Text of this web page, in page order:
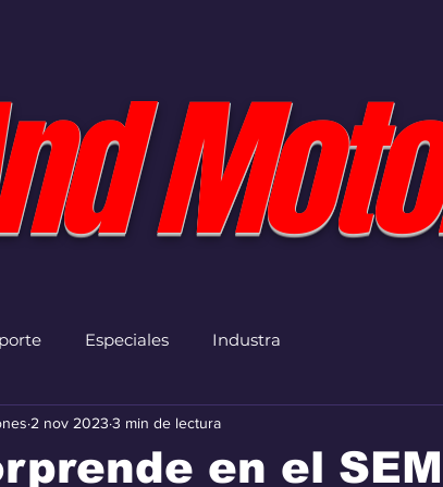
Especiales Industra
en el
2 nov 2023 3 min de lectura